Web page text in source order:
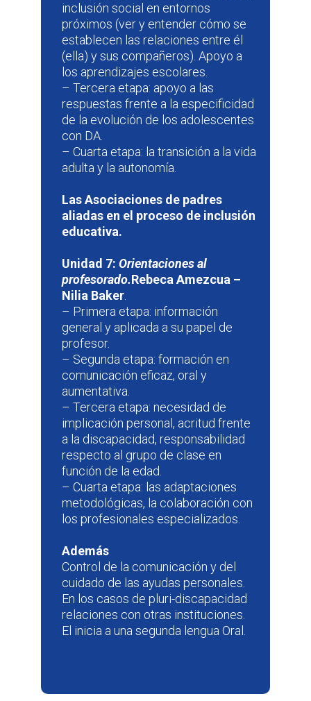
inclusión social en entornos
próximos (ver y entender cómo se
establecen las relaciones entre él
(ella) y sus compañeros). Apoyo a
los aprendizajes escolares.
– Tercera etapa: apoyo a las
respuestas frente a la especificidad
de la evolución de los adolescentes
con DA.
– Cuarta etapa: la transición a la vida
adulta y la autonomía.
Las Asociaciones de padres
aliadas en el proceso de inclusión
educativa.
Unidad 7: Orientaciones al
profesorado.Rebeca Amezcua –
Nilia Baker
– Primera etapa: información
general y aplicada a su papel de
profesor.
– Segunda etapa: formación en
comunicación eficaz, oral y
aumentativa.
– Tercera etapa: necesidad de
implicación personal, acritud frente
a la discapacidad, responsabilidad
respecto al grupo de clase en
función de la edad.
– Cuarta etapa: las adaptaciones
metodológicas, la colaboración con
los profesionales especializados.
Además
Control de la comunicación y del
cuidado de las ayudas personales.
En los casos de pluri-discapacidad
relaciones con otras instituciones.
El inicia a una segunda lengua Oral.